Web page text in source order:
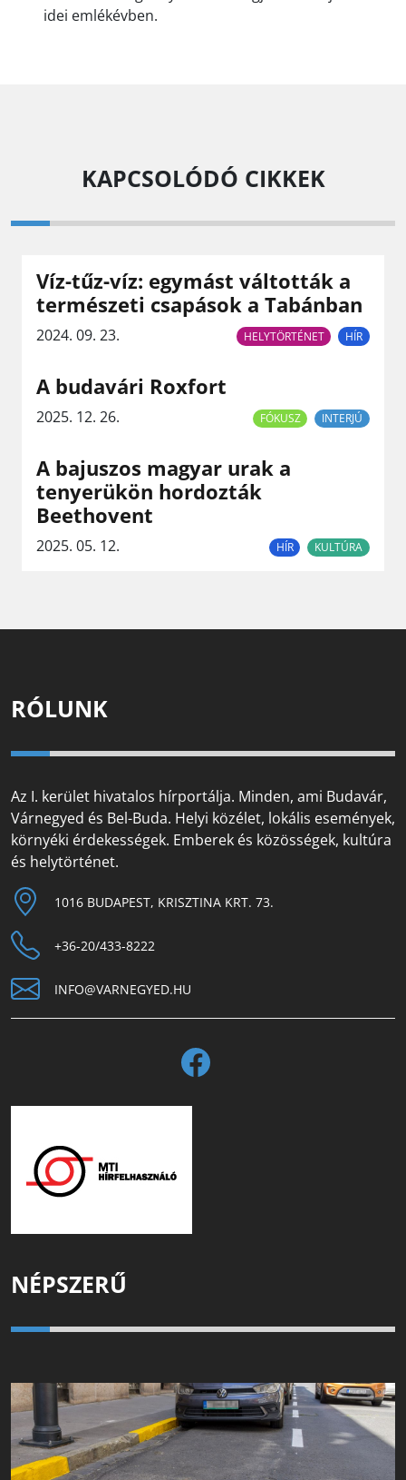
idei emlékévben.
KAPCSOLÓDÓ CIKKEK
Víz-tűz-víz: egymást váltották a
természeti csapások a Tabánban
2024. 09. 23. HELYTÖRTÉNET HÍR
A budavári Roxfort
2025. 12. 26. FÓKUSZ INTERJÚ
A bajuszos magyar urak a
tenyerükön hordozták
Beethovent
2025. 05. 12. HÍR KULTÚRA
RÓLUNK
Az I. kerület hivatalos hírportálja. Minden, ami Budavár,
Várnegyed és Bel-Buda. Helyi közélet, lokális események,
környéki érdekességek. Emberek és közösségek, kultúra
és helytörténet.
1016 BUDAPEST, KRISZTINA KRT. 73.
+36-20/433-8222
INFO@VARNEGYED.HU
NÉPSZERŰ